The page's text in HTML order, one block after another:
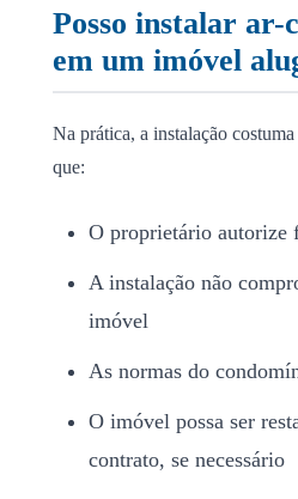
Posso instalar ar-
em um imóvel
Na prática, a instalação
que:
O proprietário autorize
A instalação não
imóvel
As normas do
O imóvel possa ser
contrato, se necessário